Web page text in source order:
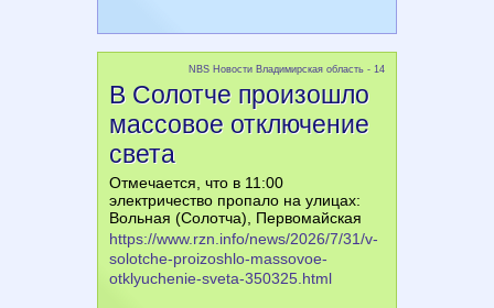
NBS Новости Владимирская область - 14
В Солотче произошло
массовое отключение
света
Отмечается, что в 11:00
электричество пропало на улицах:
Вольная (Солотча), Первомайская
https://www.rzn.info/news/2026/7/31/v-
solotche-proizoshlo-massovoe-
otklyuchenie-sveta-350325.html